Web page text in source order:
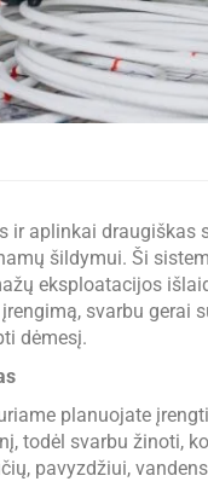
ir aplinkai draugiškas
šildymui. Ši
eksploatacijos
svarbu gerai
dėmesį.
planuojate
todėl svarbu žinoti,
pavyzdžiui,